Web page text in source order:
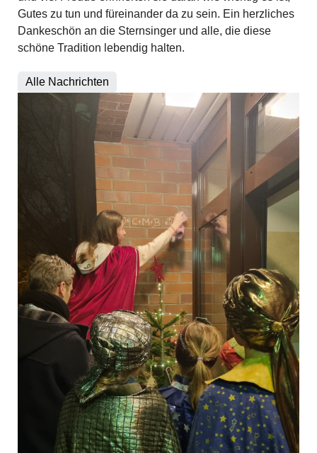
Gutes zu tun und füreinander da zu sein. Ein herzliches
Dankeschön an die Sternsinger und alle, die diese
schöne Tradition lebendig halten.
Alle Nachrichten